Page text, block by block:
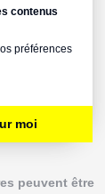
la
ou multi-
peuvent être